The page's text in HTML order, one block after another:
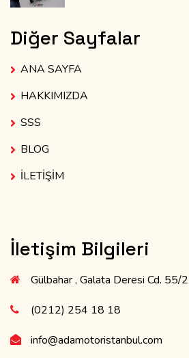
Diğer Sayfalar
ANA SAYFA
HAKKIMIZDA
SSS
BLOG
İLETİŞİM
İletişim Bilgileri
Gülbahar , Galata Deresi Cd. 55/
(0212) 254 18 18
info@adamotoristanbul.com